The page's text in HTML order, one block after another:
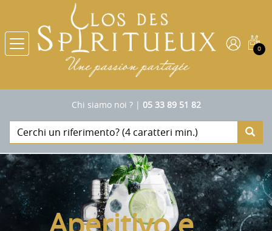
0
Chi siamo noi ?| 05 33 89 51 82